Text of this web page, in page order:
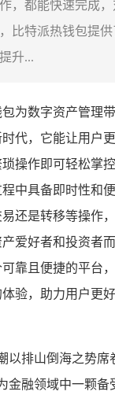
，都能快速完成
比特派热钱包提
升...
为数字资产管理
代，它能让用户
操作即可轻松掌
中具备即时性和
还是转移等操作
爱好者和投资者
靠且便捷的平台
验，助力用户更
以排山倒海之势席
金融领域中一颗备